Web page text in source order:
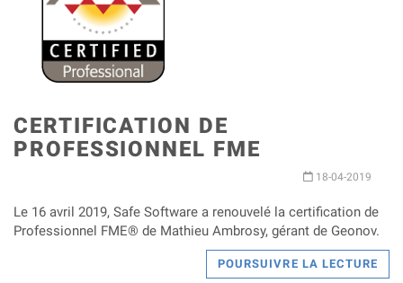
CERTIFICATION DE
PROFESSIONNEL FME
18-04-2019
Le 16 avril 2019, Safe Software a renouvelé la certification de
Professionnel FME® de Mathieu Ambrosy, gérant de Geonov.
POURSUIVRE LA LECTURE